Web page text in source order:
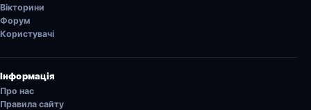
Вікторини
Форум
Користувачі
Інформація
Про нас
Правила сайту